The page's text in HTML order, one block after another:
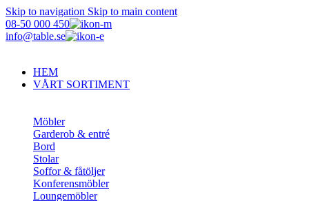
Skip to navigation Skip to main content
08-50 000 450
info@table.se
HEM
VÅRT SORTIMENT
Möbler
Garderob & entré
Bord
Stolar
Soffor & fåtöljer
Konferensmöbler
Loungemöbler